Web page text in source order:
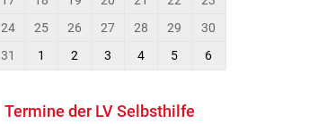
24
25 26 27 28 29
30
31
1 2 3 4 5 6
Termine der LV Selbsthilfe